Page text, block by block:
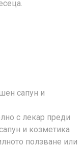
сапун и
с лекар преди
и козметика
ползване или